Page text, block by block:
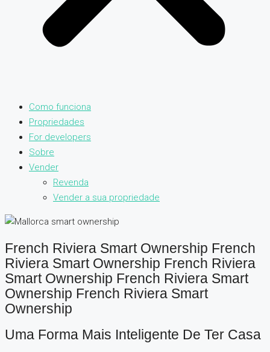
Como funciona
Propriedades
For developers
Sobre
Vender
Revenda
Vender a sua propriedade
French Riviera Smart Ownership French
Riviera Smart Ownership French Riviera
Smart Ownership French Riviera Smart
Ownership French Riviera Smart
Ownership
Uma Forma Mais Inteligente De Ter Casa